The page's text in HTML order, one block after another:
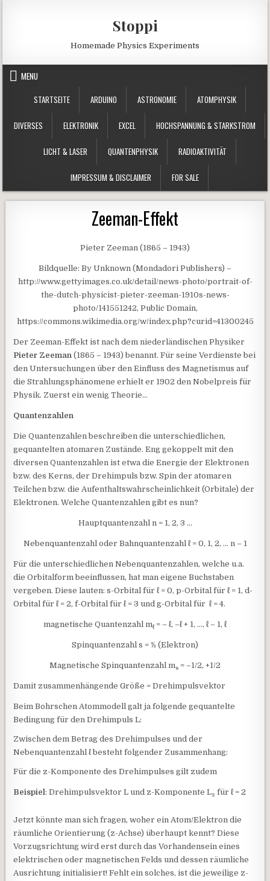
Stoppi
Homemade Physics Experiments
MENU
STARTSEITE
ARDUINO ASTRONOMIE ATOMPHYSIK
DIVERSES ELEKTRONIK EXCEL HOCHSPANNUNG & STARKSTROM
LICHT & LASER QUANTENPHYSIK RADIOAKTIVITÄT
IMPRESSUM & DISCLAIMER FOR SALE
Zeeman-Effekt
Pieter Zeeman (1865 – 1943)
Bildquelle: By Unknown (Mondadori Publishers) –
http://www.gettyimages.co.uk/detail/news-photo/portrait-of-
the-dutch-physicist-pieter-zeeman-1910s-news-
photo/141551242, Public Domain,
https://commons.wikimedia.org/w/index.php?curid=41300245
Der Zeeman-Effekt ist nach dem niederländischen Physiker
Pieter Zeeman (1865 – 1943) benannt. Für seine Verdienste bei
den Untersuchungen über den Einfluss des Magnetismus auf
die Strahlungsphänomene erhielt er 1902 den Nobelpreis für
Physik. Zuerst ein wenig Theorie…
Quantenzahlen
Die Quantenzahlen beschreiben die unterschiedlichen,
gequantelten atomaren Zustände. Eng gekoppelt mit den
diversen Quantenzahlen ist etwa die Energie der Elektronen
bzw. des Kerns, der Drehimpuls bzw. Spin der atomaren
Teilchen bzw. die Aufenthaltswahrscheinlichkeit (Orbitale) der
Elektronen. Welche Quantenzahlen gibt es nun?
Hauptquantenzahl n = 1, 2, 3 …
Nebenquantenzahl oder Bahnquantenzahl ℓ = 0, 1, 2, … n – 1
Für die unterschiedlichen Nebenquantenzahlen, welche u.a.
die Orbitalform beeinflussen, hat man eigene Buchstaben
vergeben. Diese lauten: s-Orbital für ℓ = 0, p-Orbital für ℓ = 1, d-
Orbital für ℓ = 2, f-Orbital für ℓ = 3 und g-Orbital für ℓ = 4.
magnetische Quantenzahl mℓ = – ℓ, –ℓ + 1, …, ℓ – 1, ℓ
Spinquantenzahl s = ½ (Elektron)
Magnetische Spinquantenzahl ms = –1/2, +1/2
Damit zusammenhängende Größe = Drehimpulsvektor
Beim Bohrschen Atommodell galt ja folgende gequantelte
Bedingung für den Drehimpuls L:
Zwischen dem Betrag des Drehimpulses und der
Nebenquantenzahl ℓ besteht folgender Zusammenhang:
Für die z-Komponente des Drehimpulses gilt zudem
Beispiel: Drehimpulsvektor L und z-Komponente Lz für ℓ = 2
Jetzt könnte man sich fragen, woher ein Atom/Elektron die
räumliche Orientierung (z-Achse) überhaupt kennt? Diese
Vorzugsrichtung wird erst durch das Vorhandensein eines
elektrischen oder magnetischen Felds und dessen räumliche
Ausrichtung initialisiert! Fehlt ein solches, ist die jeweilige z-